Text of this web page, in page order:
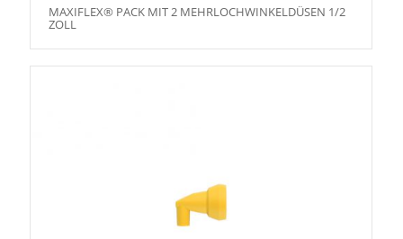
MAXIFLEX® PACK MIT 2 MEHRLOCHWINKELDÜSEN 1/2
ZOLL